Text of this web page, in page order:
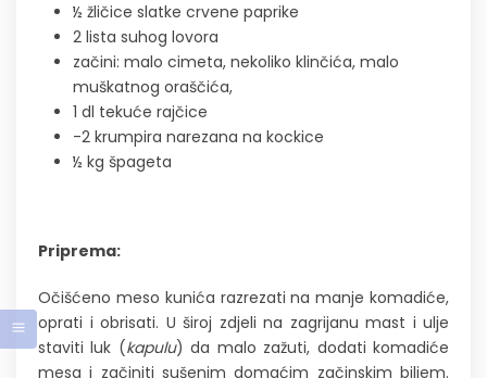
½ žličice slatke crvene paprike
2 lista suhog lovora
začini: malo cimeta, nekoliko klinčića, malo
muškatnog oraščića,
1 dl tekuće rajčice
-2 krumpira narezana na kockice
½ kg špageta
Priprema:
Očišćeno meso kunića razrezati na manje komadiće,
oprati i obrisati. U široj zdjeli na zagrijanu mast i ulje
staviti luk (kapulu) da malo zažuti, dodati komadiće
mesa i začiniti sušenim domaćim začinskim biljem.